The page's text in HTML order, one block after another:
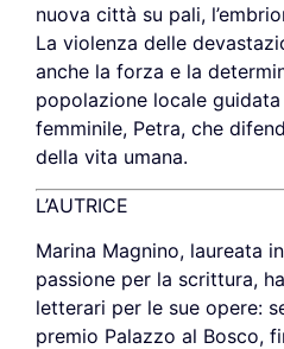
nuova città su pali,
La violenza delle
anche la forza e la
popolazione locale
femminile, Petra, che
della vita umana.
L’AUTRICE
Marina Magnino, laureata
passione per la scrittura,
letterari per le sue opere:
premio Palazzo al Bosco,